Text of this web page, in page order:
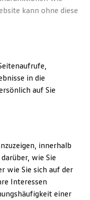
Leasingrate? Eiskalt
kann ohne diese
in die
auf Sie
innerhalb
wie Sie
wie Sie sich auf der
Interessen
einer